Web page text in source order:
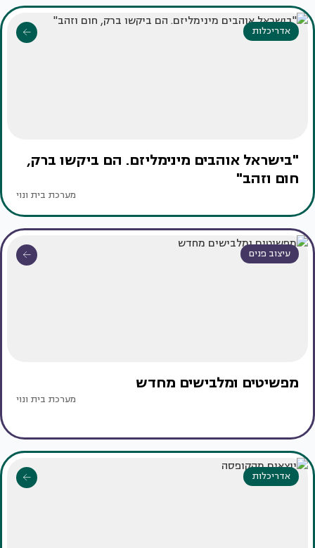
אדריכלות
"בישראל אוהבים מינימליזם. הם ביקשו ברק,
חום וזהב"
מערכת בית ונוי
עיצוב פנים
מפשיטים ומלבישים מחדש
מערכת בית ונוי
אדריכלות